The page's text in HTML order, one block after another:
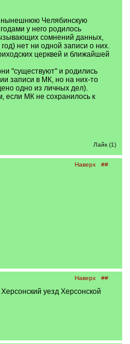
нынешнюю Челябинскую
у него родилось
сомнений данных,
нет ни одной записи о них.
церквей и ближайшей
"существуют" и родились
записи в МК, но на них-то
одно из личных дел).
если МК не сохранилось к
Лайк (1)
Наверх ##
Наверх ##
уезд Херсонской